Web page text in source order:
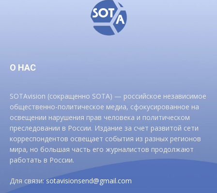
О НАС
SOTAvision (сокращенно SOTA) — российское независимое
общественно-политическое медиа, сфокусированное на
освещении нарушения прав человека и политическом
преследовании в России. Издание за счет развитой сети
корреспондентов освещает события из разных регионов
мира, но большая часть его журналистов продолжают
работать в России.
Для связи:sotavisionsend@gmail.com